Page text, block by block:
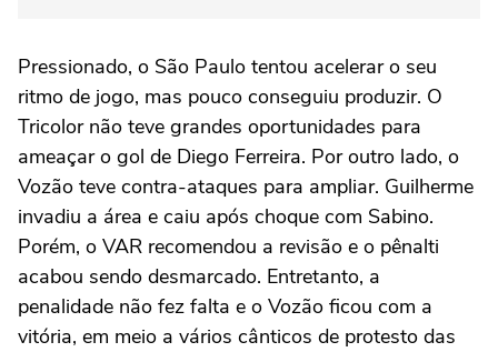
Pressionado, o São Paulo tentou acelerar o seu
ritmo de jogo, mas pouco conseguiu produzir. O
Tricolor não teve grandes oportunidades para
ameaçar o gol de Diego Ferreira. Por outro lado, o
Vozão teve contra-ataques para ampliar. Guilherme
invadiu a área e caiu após choque com Sabino.
Porém, o VAR recomendou a revisão e o pênalti
acabou sendo desmarcado. Entretanto, a
penalidade não fez falta e o Vozão ficou com a
vitória, em meio a vários cânticos de protesto das